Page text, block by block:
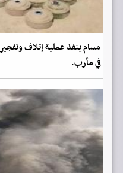
مسام ينفذ عملية إتلاف
في مأرب.